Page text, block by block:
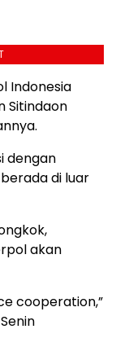
Indonesia
Sitindaon
dengan
di luar
akan
cooperation,”